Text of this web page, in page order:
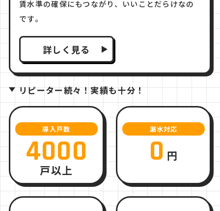
賃水準の確保にもつながり、いいことだらけなの
です。
詳しく見る
リピーター続々！実績も十分！
導入戸数
4000
戸以上
漏水対応
0 円